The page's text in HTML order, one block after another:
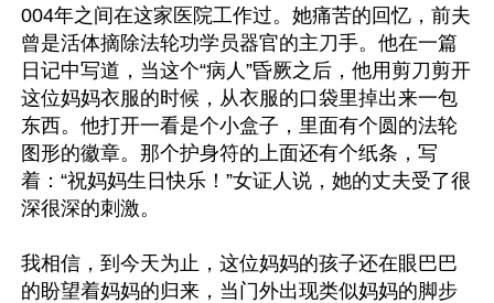
004年之间在这家医院工作过。她痛苦的回忆，前夫
曾是活体摘除法轮功学员器官的主刀手。他在一篇
日记中写道，当这个“病人”昏厥之后，他用剪刀剪开
这位妈妈衣服的时候，从衣服的口袋里掉出来一包
东西。他打开一看是个小盒子，里面有个圆的法轮
图形的徽章。那个护身符的上面还有个纸条，写
着：“祝妈妈生日快乐！”女证人说，她的丈夫受了很
深很深的刺激。
我相信，到今天为止，这位妈妈的孩子还在眼巴巴
的盼望着妈妈的归来，当门外出现类似妈妈的脚步